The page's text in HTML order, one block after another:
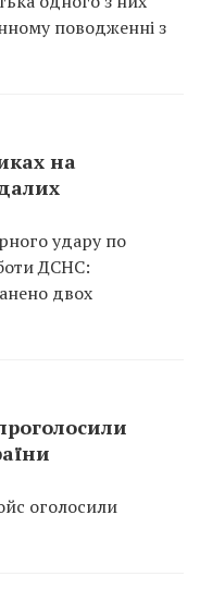
поводженні з
на
удару по
ДСНС:
двох
оголосили